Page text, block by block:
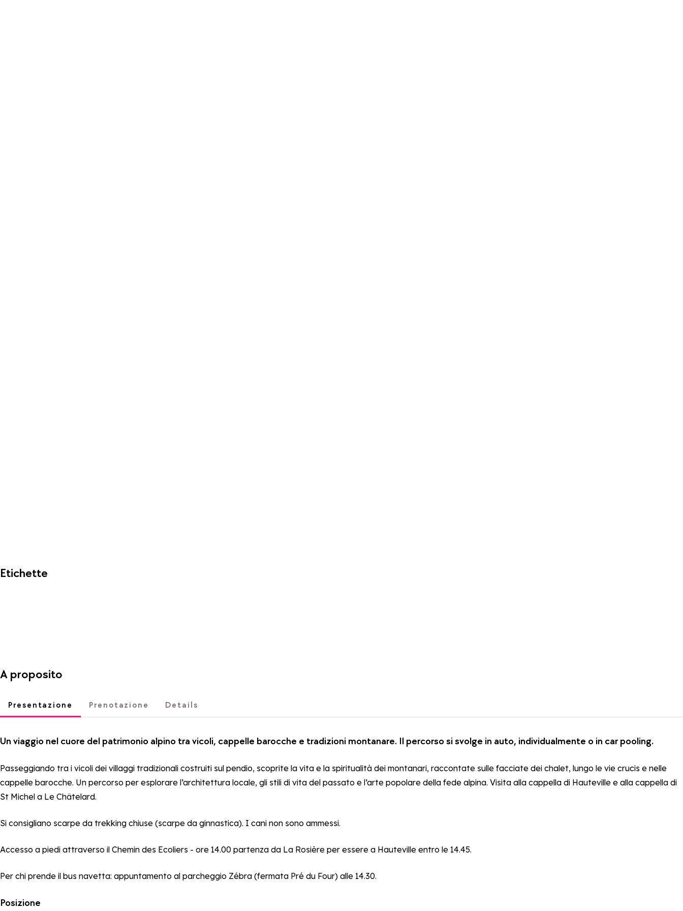
Etichette
A proposito
Presentazione Prenotazione Details
Un viaggio nel cuore del patrimonio alpino tra vicoli, cappelle barocche e tradizioni montanare. Il percorso si svolge in auto, individualmente o in car pooling.
Passeggiando tra i vicoli dei villaggi tradizionali costruiti sul pendio, scoprite la vita e la spiritualità dei montanari, raccontate sulle facciate dei chalet, lungo le vie crucis e nelle
cappelle barocche. Un percorso per esplorare l’architettura locale, gli stili di vita del passato e l’arte popolare della fede alpina. Visita alla cappella di Hauteville e alla cappella di
St Michel a Le Châtelard.
Si consigliano scarpe da trekking chiuse (scarpe da ginnastica). I cani non sono ammessi.
Accesso a piedi attraverso il Chemin des Ecoliers - ore 14.00 partenza da La Rosière per essere a Hauteville entro le 14.45.
Per chi prende il bus navetta: appuntamento al parcheggio Zébra (fermata Pré du Four) alle 14.30.
Posizione